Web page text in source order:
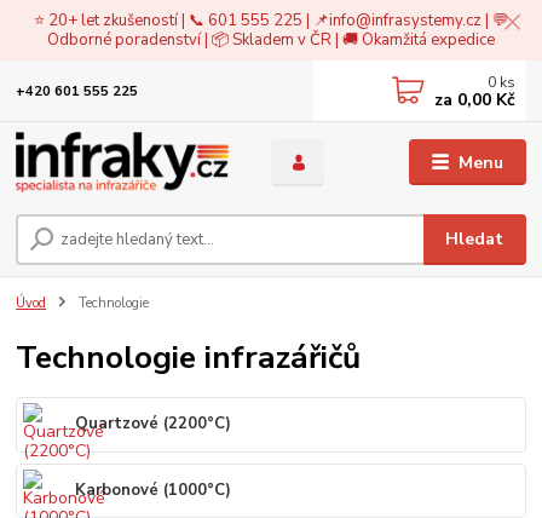
⭐ 20+ let zkušeností | 📞 601 555 225 | 📌info@infrasystemy.cz| 💬
Odborné poradenství | 📦 Skladem v ČR | 🚚 Okamžitá expedice
Menu
Hledat
+420 601 555 225 0 ks
za 0,00 Kč
Úvod Technologie
Technologie infrazářičů
Quartzové (2200°C)
Karbonové (1000°C)